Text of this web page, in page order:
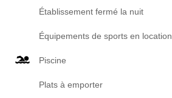
Établissement fermé la nuit
Équipements de sports en location
Piscine
Plats à emporter